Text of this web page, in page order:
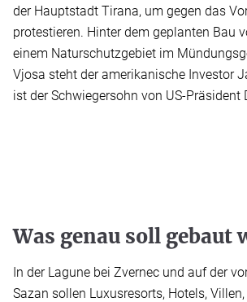
der Hauptstadt Tirana, um gegen das
protestieren. Hinter dem geplanten Bau
einem Naturschutzgebiet im
Vjosa steht der amerikanische Investor
ist der Schwiegersohn von US-Präsident
Was genau soll gebaut
In der Lagune bei Zvernec und auf der
Sazan sollen Luxusresorts, Hotels,